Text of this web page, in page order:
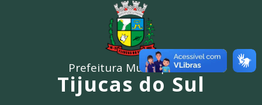
Prefeitura Municipal de
Tijucas do Sul